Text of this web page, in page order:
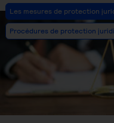
Post
Category:
Les mesures de protection
Procédures de protection